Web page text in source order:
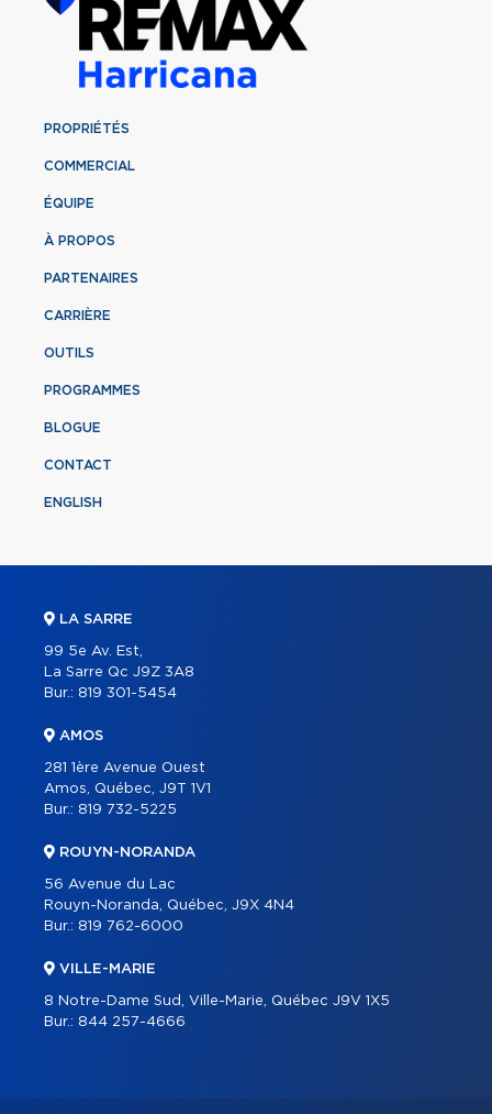
PROPRIÉTÉS
COMMERCIAL
ÉQUIPE
À PROPOS
PARTENAIRES
CARRIÈRE
OUTILS
PROGRAMMES
BLOGUE
CONTACT
ENGLISH
LA SARRE
99 5e Av. Est,
La Sarre Qc J9Z 3A8
Bur.: 819 301-5454
AMOS
281 1ère Avenue Ouest
Amos, Québec, J9T 1V1
Bur.: 819 732-5225
ROUYN-NORANDA
56 Avenue du Lac
Rouyn-Noranda, Québec, J9X 4N4
Bur.: 819 762-6000
VILLE-MARIE
8 Notre-Dame Sud, Ville-Marie, Québec J9V 1X5
Bur.: 844 257-4666